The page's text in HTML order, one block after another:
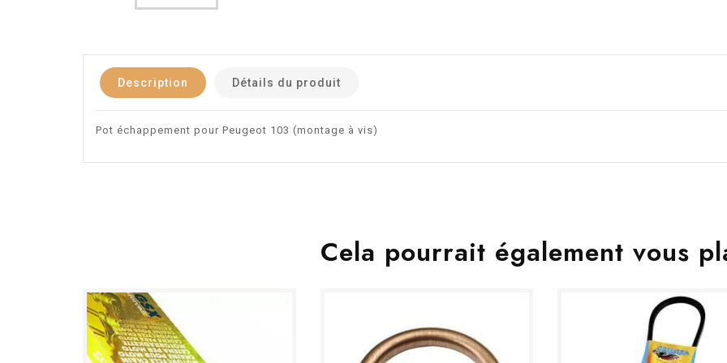
Description Détails du produit
Pot échappement pour Peugeot 103 (montage à vis)
Cela pourrait également vous